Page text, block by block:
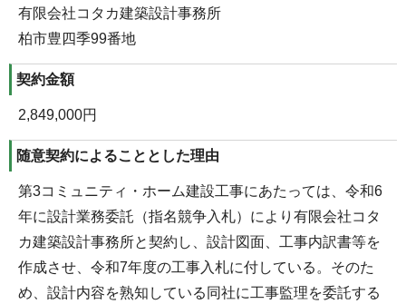
有限会社コタカ建築設計事務所
柏市豊四季99番地
契約金額
2,849,000円
随意契約によることとした理由
第3コミュニティ・ホーム建設工事にあたっては、令和6
年に設計業務委託（指名競争入札）により有限会社コタ
カ建築設計事務所と契約し、設計図面、工事内訳書等を
作成させ、令和7年度の工事入札に付している。そのた
め、設計内容を熟知している同社に工事監理を委託する